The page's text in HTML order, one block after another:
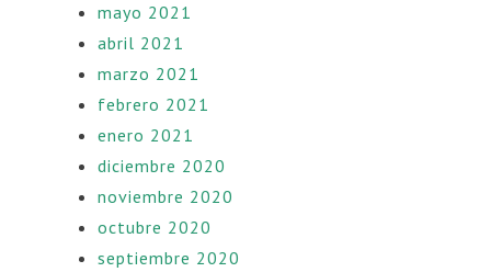
mayo 2021
abril 2021
marzo 2021
febrero 2021
enero 2021
diciembre 2020
noviembre 2020
octubre 2020
septiembre 2020